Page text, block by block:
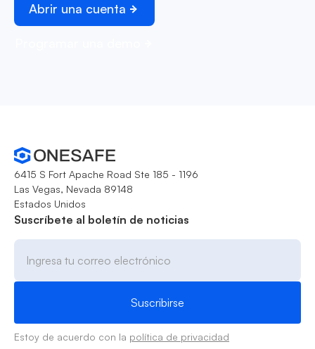
Abrir una cuenta
6415 S Fort Apache Road Ste 185 - 1196
Las Vegas, Nevada 89148
Estados Unidos
Suscríbete al boletín de noticias
Estoy de acuerdo con la política de privacidad